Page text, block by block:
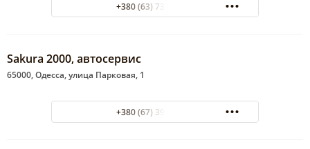
+380 (63) 735-42-37
Sakura 2000, автосервис
65000, Одесса, улица Парковая, 1
+380 (67) 397-20-00